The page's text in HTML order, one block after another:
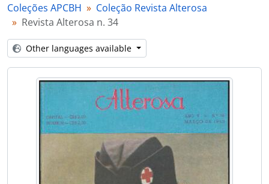
Coleções APCBH
Coleção Revista Alterosa
Revista Alterosa n. 34
Other languages available